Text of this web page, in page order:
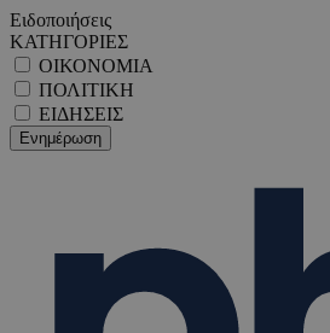
Ειδοποιήσεις
ΚΑΤΗΓΟΡΙΕΣ
ΟΙΚΟΝΟΜΙΑ
ΠΟΛΙΤΙΚΗ
ΕΙΔΗΣΕΙΣ